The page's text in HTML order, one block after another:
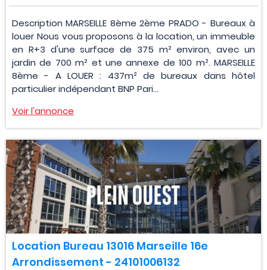
Description MARSEILLE 8ème 2ème PRADO - Bureaux à
louer Nous vous proposons à la location, un immeuble
en R+3 d'une surface de 375 m² environ, avec un
jardin de 700 m² et une annexe de 100 m². MARSEILLE
8ème - A LOUER : 437m² de bureaux dans hôtel
particulier indépendant BNP Pari...
Voir l'annonce
Location Bureau 13016 Marseille 16e
Arrondissement - 24101006132